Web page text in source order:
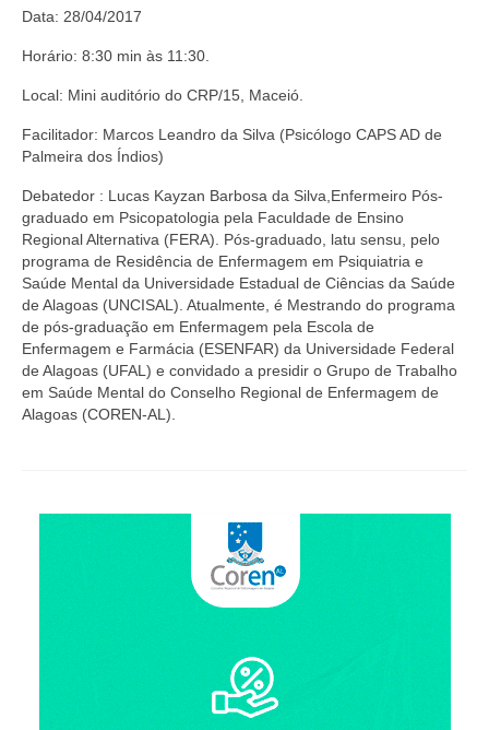
Processos Éticos
Censura Pública
Suspensão do Exercício Profissional
Para Você
Procedimento para registro
Clube de Vantagens
Valores dos serviços
Reserva de auditório
Notícias
Ouvidoria
Data: 28/04/2017
Horário: 8:30 min às 11:30.
Local: Mini auditório do CRP/15, Maceió.
Facilitador: Marcos Leandro da Silva (Psicólogo CAPS AD de
Palmeira dos Índios)
Debatedor : Lucas Kayzan Barbosa da Silva,Enfermeiro Pós-
graduado em Psicopatologia pela Faculdade de Ensino
Regional Alternativa (FERA). Pós-graduado, latu sensu, pelo
programa de Residência de Enfermagem em Psiquiatria e
Saúde Mental da Universidade Estadual de Ciências da Saúde
de Alagoas (UNCISAL). Atualmente, é Mestrando do programa
de pós-graduação em Enfermagem pela Escola de
Enfermagem e Farmácia (ESENFAR) da Universidade Federal
de Alagoas (UFAL) e convidado a presidir o Grupo de Trabalho
em Saúde Mental do Conselho Regional de Enfermagem de
Alagoas (COREN-AL).